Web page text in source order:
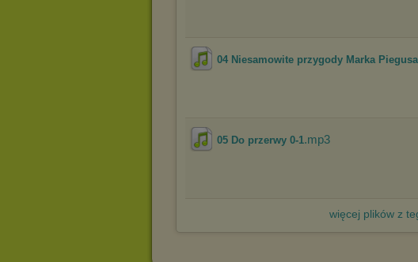
04 Niesamowite przygody Marka Piegusa
05 Do przerwy 0-1.mp3
więcej plików z